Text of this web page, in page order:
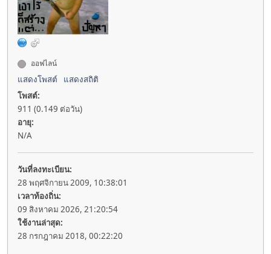
ออฟไลน์
แสดงโพสต์
แสดงสถิติ
โพสต์:
911 (0.149 ต่อวัน)
อายุ:
N/A
วันที่ลงทะเบียน:
28 พฤศจิกายน 2009, 10:38:01
เวลาท้องถิ่น:
09 สิงหาคม 2026, 21:20:54
ใช้งานล่าสุด:
28 กรกฎาคม 2018, 00:22:20